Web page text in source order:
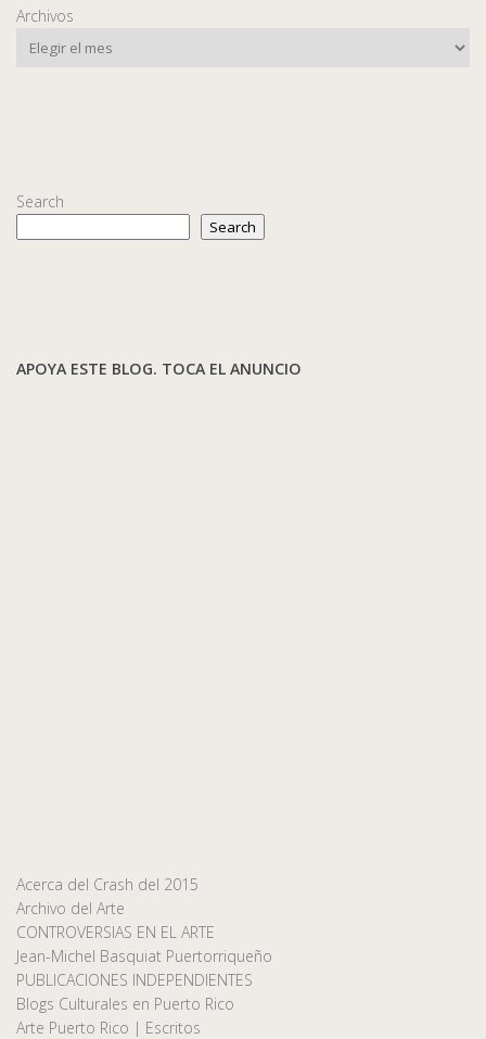
Archivos
Search
Search
APOYA ESTE BLOG. TOCA EL ANUNCIO
Acerca del Crash del 2015
Archivo del Arte
CONTROVERSIAS EN EL ARTE
Jean-Michel Basquiat Puertorriqueño
PUBLICACIONES INDEPENDIENTES
Blogs Culturales en Puerto Rico
Arte Puerto Rico | Escritos